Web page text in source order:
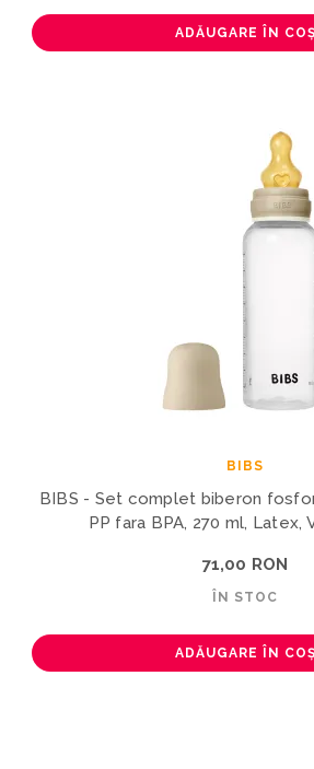
ADĂUGARE ÎN COȘ
BIBS
BIBS - Set complet biberon
PP fara BPA, 270 ml, Latex,
71,00 RON
ÎN STOC
ADĂUGARE ÎN COȘ